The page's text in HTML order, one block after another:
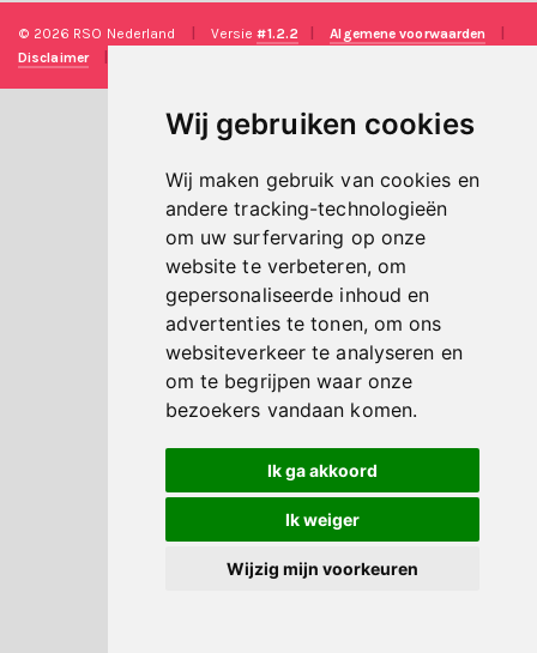
Wij gebruiken cookies
Wij maken gebruik van cookies en
andere tracking-technologieën
om uw surfervaring op onze
website te verbeteren, om
gepersonaliseerde inhoud en
advertenties te tonen, om ons
websiteverkeer te analyseren en
om te begrijpen waar onze
bezoekers vandaan komen.
Ik ga akkoord
Ik weiger
Wijzig mijn voorkeuren
© 2026 RSO Nederland Versie#1.2.2 Algemene voorwaarden
Disclaimer